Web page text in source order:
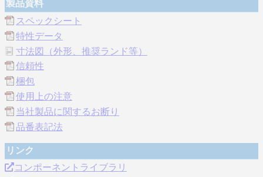
製品資料
スペックシート
特性データ
寸法図（外形、推奨ランド等）
信頼性
梱包
使用上の注意
当社製品に関するお断り
品番表記法
リンク
コンポーネントライブラリ